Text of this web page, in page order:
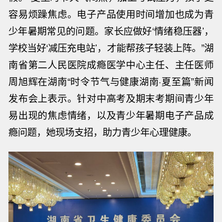
容易烦躁焦虑。电子产品使用时间增加也成为青
少年暑期常见的问题。家长应做好‘情绪稳压器’，
学校当好‘减压充电站’，才能帮孩子轻装上阵。”湖
南省第二人民医院成瘾医学中心主任、主任医师
周旭辉在湖南“时令节气与健康湖南·夏至篇”新闻
发布会上表示。针对中高考及期末考期间青少年
易出现的焦虑情绪，以及青少年暑期电子产品成
瘾问题，她现场支招，助力青少年心理健康。